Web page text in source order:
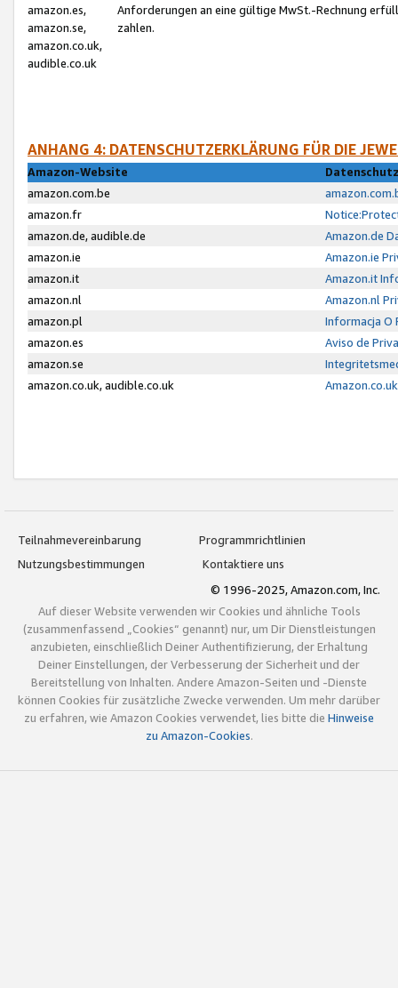
amazon.es,
amazon.se,
amazon.co.uk,
audible.co.uk
Anforderungen an eine gültige MwSt.-Rechnung
zahlen.
ANHANG 4: DATENSCHUTZERKLÄRUNG FÜR DIE
Amazon-Website
amazon.com.be
amazon.fr
amazon.de, audible.de
Amazon.de
amazon.ie
Amazon.ie
amazon.it
Amazon.it
amazon.nl
Amazon.nl
amazon.pl
Informacja O
amazon.es
Aviso de
amazon.se
amazon.co.uk, audible.co.uk
Teilnahmevereinbarung
Programmrichtlinien
Nutzungsbestimmungen
Kontaktiere uns
© 1996-2025, Amazon.com, Inc.
Auf dieser Website verwenden wir Cookies und ähnliche Tools
(zusammenfassend „Cookies“ genannt) nur, um Dir Dienstleistungen
anzubieten, einschließlich Deiner Authentifizierung, der Erhaltung
Deiner Einstellungen, der Verbesserung der Sicherheit und der
Bereitstellung von Inhalten. Andere Amazon-Seiten und -Dienste
können Cookies für zusätzliche Zwecke verwenden. Um mehr darüber
zu erfahren, wie Amazon Cookies verwendet, lies bitte die Hinweise
zu Amazon-Cookies.